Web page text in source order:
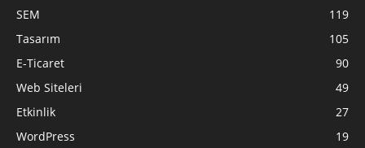
SEM
119
Tasarım
105
E-Ticaret
90
Web Siteleri
49
Etkinlik
27
WordPress
19